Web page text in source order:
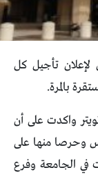
لإعلان تأجيل كل
بالمرة.
واكدت على أن
وحرصا منها على
في الجامعة وفرع